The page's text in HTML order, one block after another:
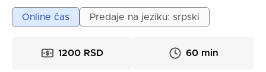
Mnogi učenici kažu da je fizika teška i da deluje kao
bauk. Međutim, fizika je svuda oko nas – u prirodi,
je jednom razumeš na pravi način, shvatiš da nije
Online čas Predaje na jeziku: srpski
1200 RSD 60 min